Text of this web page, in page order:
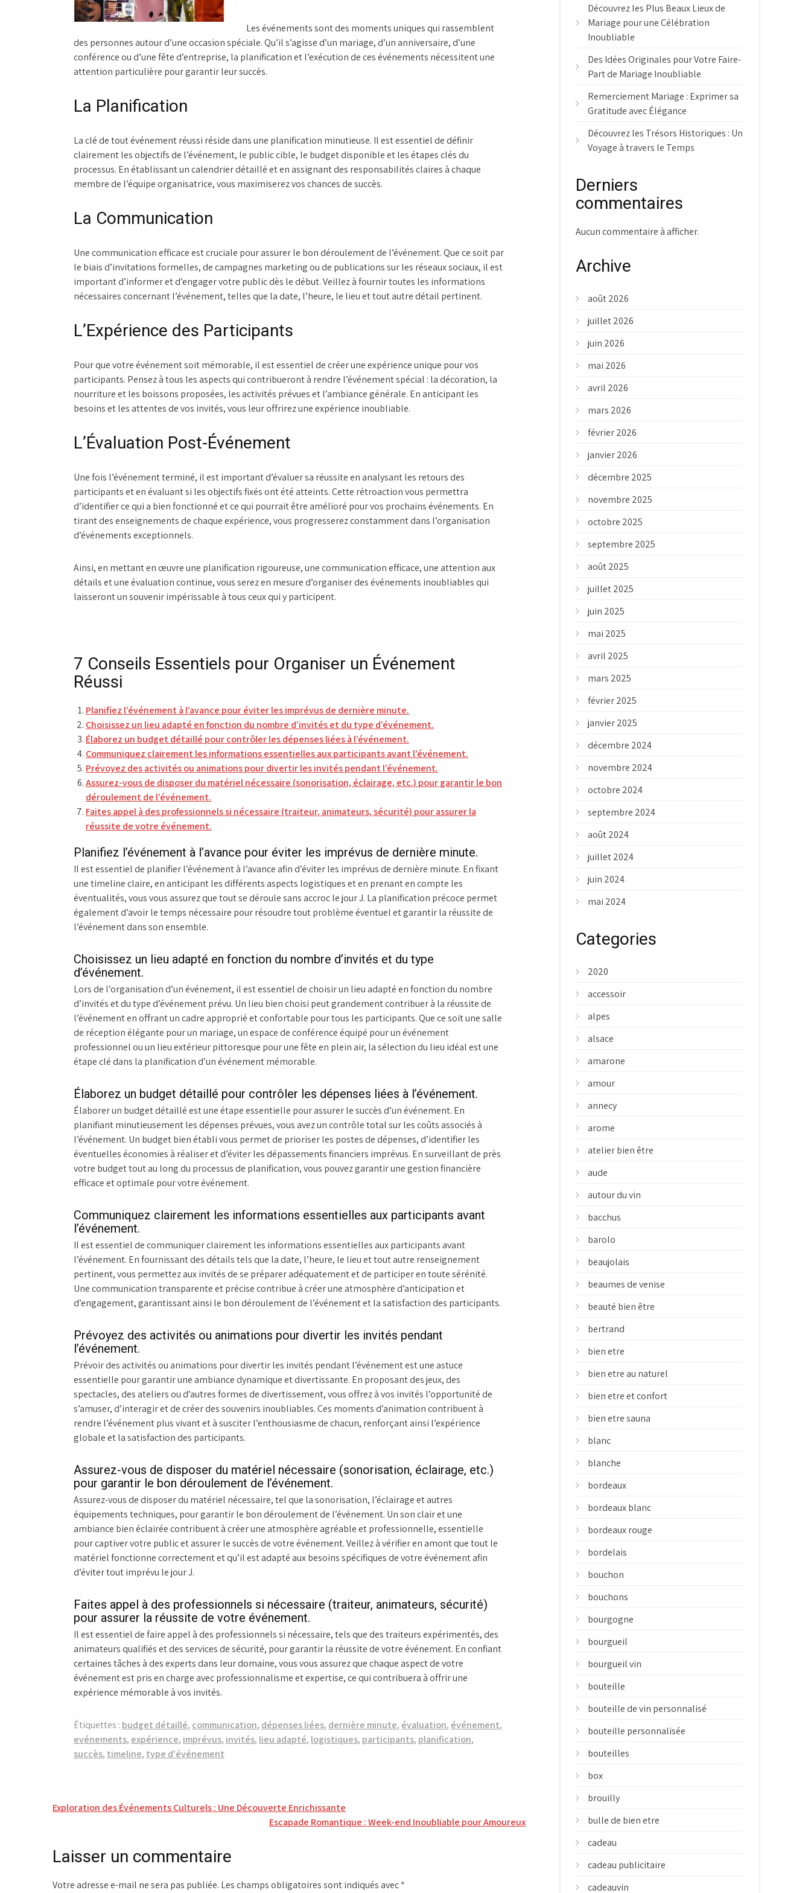
Les événements sont des moments uniques qui rassemblent
des personnes autour d’une occasion spéciale. Qu’il s’agisse d’un mariage, d’un anniversaire, d’une
conférence ou d’une fête d’entreprise, la planification et l’exécution de ces événements nécessitent une
attention particulière pour garantir leur succès.
La Planification
La clé de tout événement réussi réside dans une planification minutieuse. Il est essentiel de définir
clairement les objectifs de l’événement, le public cible, le budget disponible et les étapes clés du
processus. En établissant un calendrier détaillé et en assignant des responsabilités claires à chaque
membre de l’équipe organisatrice, vous maximiserez vos chances de succès.
La Communication
Une communication efficace est cruciale pour assurer le bon déroulement de l’événement. Que ce soit par
le biais d’invitations formelles, de campagnes marketing ou de publications sur les réseaux sociaux, il est
important d’informer et d’engager votre public dès le début. Veillez à fournir toutes les informations
nécessaires concernant l’événement, telles que la date, l’heure, le lieu et tout autre détail pertinent.
L’Expérience des Participants
Pour que votre événement soit mémorable, il est essentiel de créer une expérience unique pour vos
participants. Pensez à tous les aspects qui contribueront à rendre l’événement spécial : la décoration, la
nourriture et les boissons proposées, les activités prévues et l’ambiance générale. En anticipant les
besoins et les attentes de vos invités, vous leur offrirez une expérience inoubliable.
L’Évaluation Post-Événement
Une fois l’événement terminé, il est important d’évaluer sa réussite en analysant les retours des
participants et en évaluant si les objectifs fixés ont été atteints. Cette rétroaction vous permettra
d’identifier ce qui a bien fonctionné et ce qui pourrait être amélioré pour vos prochains événements. En
tirant des enseignements de chaque expérience, vous progresserez constamment dans l’organisation
d’événements exceptionnels.
Ainsi, en mettant en œuvre une planification rigoureuse, une communication efficace, une attention aux
détails et une évaluation continue, vous serez en mesure d’organiser des événements inoubliables qui
laisseront un souvenir impérissable à tous ceux qui y participent.
7 Conseils Essentiels pour Organiser un Événement
Réussi
Planifiez l’événement à l’avance pour éviter les imprévus de dernière minute.
Choisissez un lieu adapté en fonction du nombre d’invités et du type d’événement.
Élaborez un budget détaillé pour contrôler les dépenses liées à l’événement.
Communiquez clairement les informations essentielles aux participants avant l’événement.
Prévoyez des activités ou animations pour divertir les invités pendant l’événement.
Assurez-vous de disposer du matériel nécessaire (sonorisation, éclairage, etc.) pour garantir le bon
déroulement de l’événement.
Faites appel à des professionnels si nécessaire (traiteur, animateurs, sécurité) pour assurer la
réussite de votre événement.
Planifiez l’événement à l’avance pour éviter les imprévus de dernière minute.
Il est essentiel de planifier l’événement à l’avance afin d’éviter les imprévus de dernière minute. En fixant
une timeline claire, en anticipant les différents aspects logistiques et en prenant en compte les
éventualités, vous vous assurez que tout se déroule sans accroc le jour J. La planification précoce permet
également d’avoir le temps nécessaire pour résoudre tout problème éventuel et garantir la réussite de
l’événement dans son ensemble.
Choisissez un lieu adapté en fonction du nombre d’invités et du type
d’événement.
Lors de l’organisation d’un événement, il est essentiel de choisir un lieu adapté en fonction du nombre
d’invités et du type d’événement prévu. Un lieu bien choisi peut grandement contribuer à la réussite de
l’événement en offrant un cadre approprié et confortable pour tous les participants. Que ce soit une salle
de réception élégante pour un mariage, un espace de conférence équipé pour un événement
professionnel ou un lieu extérieur pittoresque pour une fête en plein air, la sélection du lieu idéal est une
étape clé dans la planification d’un événement mémorable.
Élaborez un budget détaillé pour contrôler les dépenses liées à l’événement.
Élaborer un budget détaillé est une étape essentielle pour assurer le succès d’un événement. En
planifiant minutieusement les dépenses prévues, vous avez un contrôle total sur les coûts associés à
l’événement. Un budget bien établi vous permet de prioriser les postes de dépenses, d’identifier les
éventuelles économies à réaliser et d’éviter les dépassements financiers imprévus. En surveillant de près
votre budget tout au long du processus de planification, vous pouvez garantir une gestion financière
efficace et optimale pour votre événement.
Communiquez clairement les informations essentielles aux participants avant
l’événement.
Il est essentiel de communiquer clairement les informations essentielles aux participants avant
l’événement. En fournissant des détails tels que la date, l’heure, le lieu et tout autre renseignement
pertinent, vous permettez aux invités de se préparer adéquatement et de participer en toute sérénité.
Une communication transparente et précise contribue à créer une atmosphère d’anticipation et
d’engagement, garantissant ainsi le bon déroulement de l’événement et la satisfaction des participants.
Prévoyez des activités ou animations pour divertir les invités pendant
l’événement.
Prévoir des activités ou animations pour divertir les invités pendant l’événement est une astuce
essentielle pour garantir une ambiance dynamique et divertissante. En proposant des jeux, des
spectacles, des ateliers ou d’autres formes de divertissement, vous offrez à vos invités l’opportunité de
s’amuser, d’interagir et de créer des souvenirs inoubliables. Ces moments d’animation contribuent à
rendre l’événement plus vivant et à susciter l’enthousiasme de chacun, renforçant ainsi l’expérience
globale et la satisfaction des participants.
Assurez-vous de disposer du matériel nécessaire (sonorisation, éclairage, etc.)
pour garantir le bon déroulement de l’événement.
Assurez-vous de disposer du matériel nécessaire, tel que la sonorisation, l’éclairage et autres
équipements techniques, pour garantir le bon déroulement de l’événement. Un son clair et une
ambiance bien éclairée contribuent à créer une atmosphère agréable et professionnelle, essentielle
pour captiver votre public et assurer le succès de votre événement. Veillez à vérifier en amont que tout le
matériel fonctionne correctement et qu’il est adapté aux besoins spécifiques de votre événement afin
d’éviter tout imprévu le jour J.
Faites appel à des professionnels si nécessaire (traiteur, animateurs, sécurité)
pour assurer la réussite de votre événement.
Il est essentiel de faire appel à des professionnels si nécessaire, tels que des traiteurs expérimentés, des
animateurs qualifiés et des services de sécurité, pour garantir la réussite de votre événement. En confiant
certaines tâches à des experts dans leur domaine, vous vous assurez que chaque aspect de votre
événement est pris en charge avec professionnalisme et expertise, ce qui contribuera à offrir une
expérience mémorable à vos invités.
Étiquettes : budget détaillé, communication, dépenses liées, dernière minute, évaluation, événement,
evénements, expérience, imprévus, invités, lieu adapté, logistiques, participants, planification,
succès, timeline, type d'événement
Navigation
l’article
Exploration des Événements Culturels : Une Découverte Enrichissante
Escapade Romantique : Week-end Inoubliable pour Amoureux
Laisser un commentaire
Votre adresse e-mail ne sera pas publiée. Les champs obligatoires sont indiqués avec*
Découvrez les Plus Beaux Lieux de
Mariage pour une Célébration
Inoubliable
Des Idées Originales pour Votre Faire-
Part de Mariage Inoubliable
Remerciement Mariage : Exprimer sa
Gratitude avec Élégance
Découvrez les Trésors Historiques : Un
Voyage à travers le Temps
Derniers
commentaires
Aucun commentaire à afficher.
Archive
août 2026
juillet 2026
juin 2026
mai 2026
avril 2026
mars 2026
février 2026
janvier 2026
décembre 2025
novembre 2025
octobre 2025
septembre 2025
août 2025
juillet 2025
juin 2025
mai 2025
avril 2025
mars 2025
février 2025
janvier 2025
décembre 2024
novembre 2024
octobre 2024
septembre 2024
août 2024
juillet 2024
juin 2024
mai 2024
Categories
2020
accessoir
alpes
alsace
amarone
amour
annecy
arome
atelier bien être
aude
autour du vin
bacchus
barolo
beaujolais
beaumes de venise
beauté bien être
bertrand
bien etre
bien etre au naturel
bien etre et confort
bien etre sauna
blanc
blanche
bordeaux
bordeaux blanc
bordeaux rouge
bordelais
bouchon
bouchons
bourgogne
bourgueil
bourgueil vin
bouteille
bouteille de vin personnalisé
bouteille personnalisée
bouteilles
box
brouilly
bulle de bien etre
cadeau
cadeau publicitaire
cadeauvin